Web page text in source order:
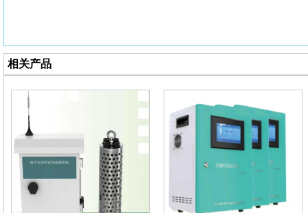
相关产品